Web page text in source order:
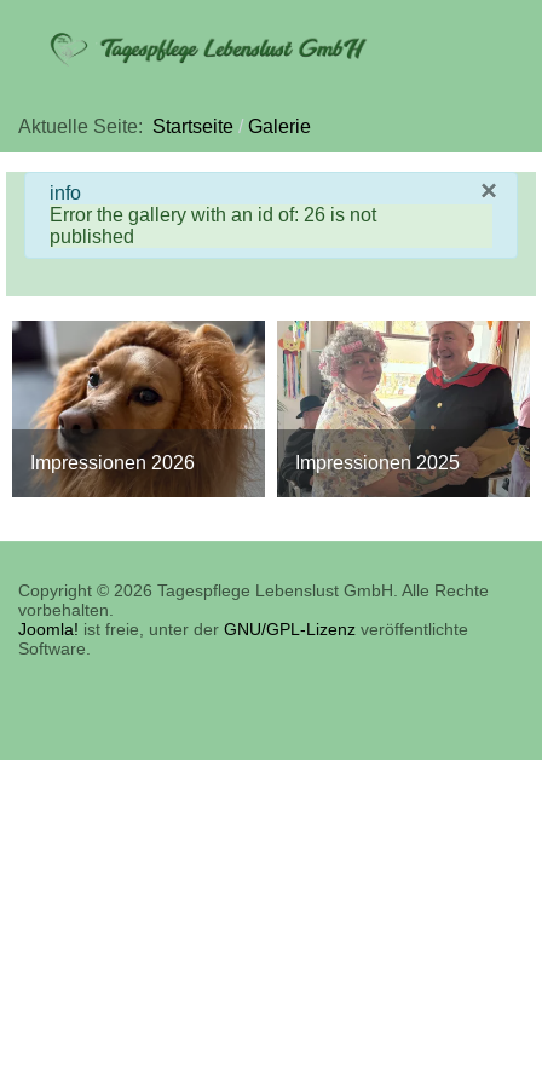
Aktuelle Seite: Startseite Galerie
×
info
Error the gallery with an id of: 26 is not
published
Impressionen 2026 Impressionen 2025
Copyright © 2026 Tagespflege Lebenslust GmbH. Alle Rechte
vorbehalten.
Joomla! ist freie, unter der GNU/GPL-Lizenz veröffentlichte
Software.